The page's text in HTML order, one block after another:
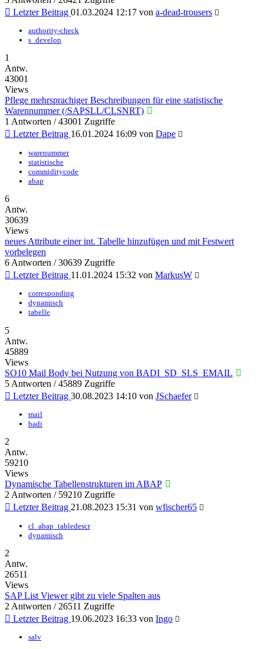
Letzter Beitrag 01.03.2024 12:17 von a-dead-trousers
authority-check
s_develop
1
Antw.
43001
Views
Pflege mehrsprachiger Beschreibungen für eine statistische
Warennummer (/SAPSLL/CLSNRT)
1 Antworten / 43001 Zugriffe
Letzter Beitrag 16.01.2024 16:09 von Dape
warenummer
statistische
commiditycode
abap
6
Antw.
30639
Views
neues Attribute einer int. Tabelle hinzufügen und mit Festwert
vorbelegen
6 Antworten / 30639 Zugriffe
Letzter Beitrag 11.01.2024 15:32 von MarkusW
corresponding
dynamisch
tabelle
5
Antw.
45889
Views
SO10 Mail Body bei Nutzung von BADI_SD_SLS_EMAIL
5 Antworten / 45889 Zugriffe
Letzter Beitrag 30.08.2023 14:10 von JSchaefer
mail
badi
2
Antw.
59210
Views
Dynamische Tabellenstrukturen im ABAP
2 Antworten / 59210 Zugriffe
Letzter Beitrag 21.08.2023 15:31 von wfischer65
cl_abap_tabledescr
dynamisch
2
Antw.
26511
Views
SAP List Viewer gibt zu viele Spalten aus
2 Antworten / 26511 Zugriffe
Letzter Beitrag 19.06.2023 16:33 von Ingo
salv